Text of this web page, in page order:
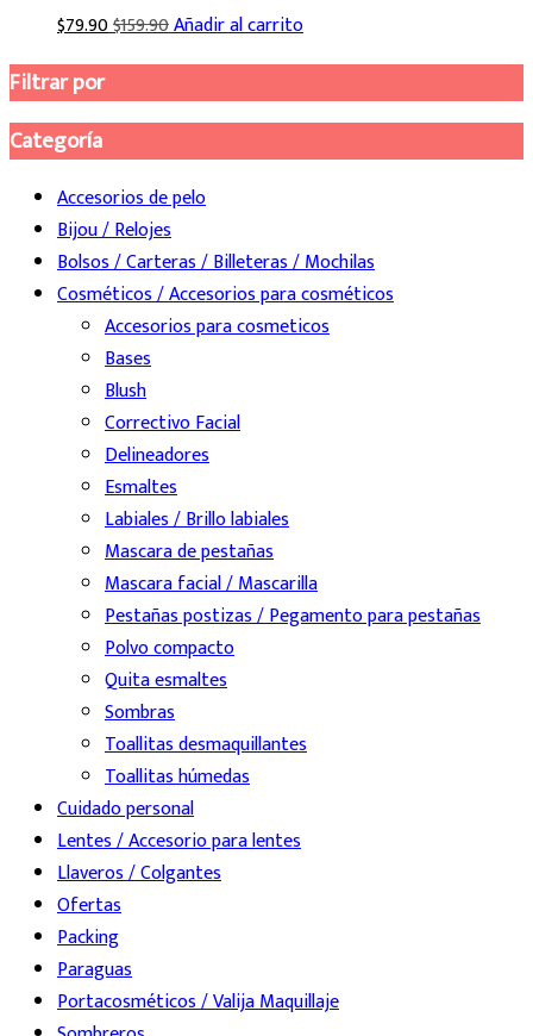
$79.90$159.90Añadir al carrito
Filtrar por
Categoría
Accesorios de pelo
Bijou / Relojes
Bolsos / Carteras / Billeteras / Mochilas
Cosméticos / Accesorios para cosméticos
Accesorios para cosmeticos
Bases
Blush
Correctivo Facial
Delineadores
Esmaltes
Labiales / Brillo labiales
Mascara de pestañas
Mascara facial / Mascarilla
Pestañas postizas / Pegamento para pestañas
Polvo compacto
Quita esmaltes
Sombras
Toallitas desmaquillantes
Toallitas húmedas
Cuidado personal
Lentes / Accesorio para lentes
Llaveros / Colgantes
Ofertas
Packing
Paraguas
Portacosméticos / Valija Maquillaje